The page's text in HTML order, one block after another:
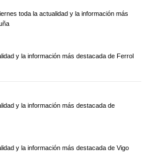
toda la actualidad y la información más
y la información más destacada de Ferrol
y la información más destacada de
y la información más destacada de Vigo